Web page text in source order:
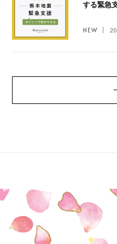
する緊急
NEW